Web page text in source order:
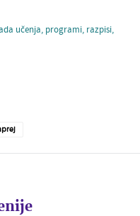
učenja, programi, razpisi,